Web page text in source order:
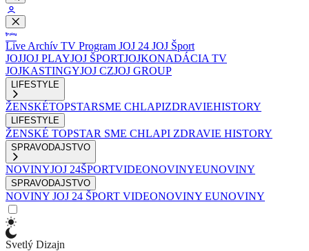
Live Archív TV Program JOJ 24 JOJ Šport
JOJJOJ PLAYJOJ ŠPORTJOJKONADÁCIA TV
JOJKASTINGYJOJ CZJOJ GROUP
LIFESTYLE
ŽENSKÉTOPSTARSME CHLAPIZDRAVIEHISTORY
LIFESTYLE
ŽENSKÉ TOPSTAR SME CHLAPI ZDRAVIE HISTORY
SPRAVODAJSTVO
NOVINYJOJ 24ŠPORTVIDEONOVINYEUNOVINY
SPRAVODAJSTVO
NOVINY JOJ 24 ŠPORT VIDEONOVINY EUNOVINY
Svetlý Dizajn